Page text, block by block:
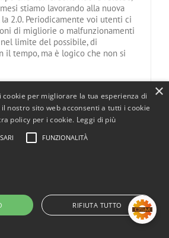
stiamo lavorando alla nuova
2.0. Periodicamente voi utenti ci
di migliorie o malfunzionamenti
limite del possibile, di
il tempo, ma è logico che non si
| P.IVA 05024030289 | REA PD - 437218 | Tutti i
ai legittimi proprietari |
×
per migliorare la tua esperienza di
nostro sito web acconsenti a tutti i cookie
policy per i cookie. Leggi di più
FUNZIONALITÀ
RIFIUTA TUTTO